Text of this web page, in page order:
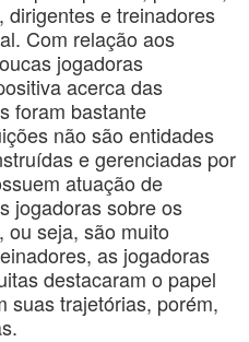
dirigentes e treinadores
Com relação aos
jogadoras
acerca das
foram bastante
não são entidades
e gerenciadas por
atuação de
jogadoras sobre os
ou seja, são muito
as jogadoras
destacaram o papel
suas trajetórias, porém,